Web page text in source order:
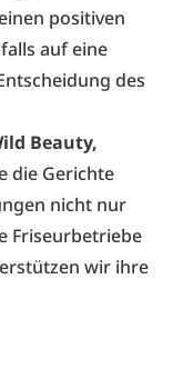
positiven
auf eine
des
Beauty,
die Gerichte
nicht nur
Friseurbetriebe
wir ihre